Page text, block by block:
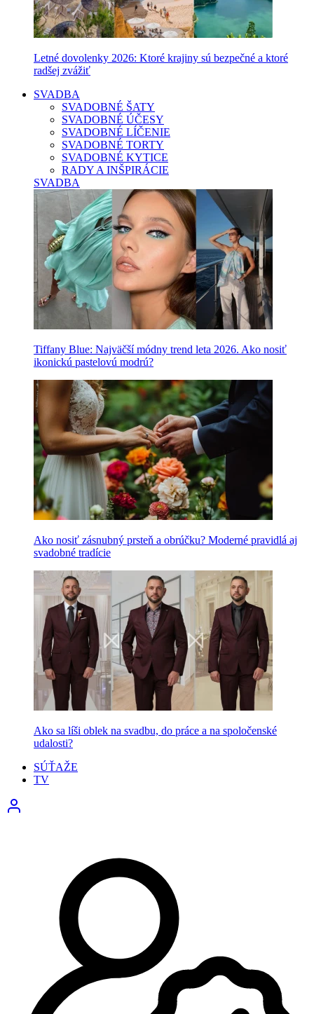
Letné dovolenky 2026: Ktoré krajiny sú bezpečné a ktoré
radšej zvážiť
SVADBA
SVADOBNÉ ŠATY
SVADOBNÉ ÚČESY
SVADOBNÉ LÍČENIE
SVADOBNÉ TORTY
SVADOBNÉ KYTICE
RADY A INŠPIRÁCIE
SVADBA
Tiffany Blue: Najväčší módny trend leta 2026. Ako nosiť
ikonickú pastelovú modrú?
Ako nosiť zásnubný prsteň a obrúčku? Moderné pravidlá aj
svadobné tradície
Ako sa líši oblek na svadbu, do práce a na spoločenské
udalosti?
SÚŤAŽE
TV